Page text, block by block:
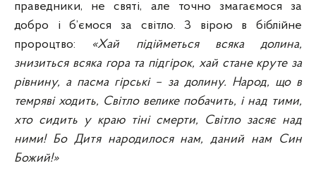
праведники, не святі, але точно змагаємося за
добро і б’ємося за світло. З вірою в біблійне
пророцтво: «Хай підійметься всяка долина,
знизиться всяка гора та підгірок, хай стане круте за
рівнину, а пасма гірські – за долину. Народ, що в
темряві ходить, Світло велике побачить, і над тими,
хто сидить у краю тіні смерти, Світло засяє над
ними! Бо Дитя народилося нам, даний нам Син
Божий!»